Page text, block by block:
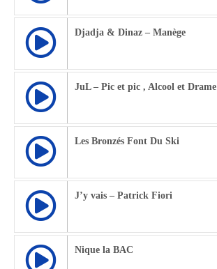
Djadja & Dinaz – Manège
JuL – Pic et pic , Alcool et Drame
Les Bronzés Font Du Ski
J’y vais – Patrick Fiori
Nique la BAC